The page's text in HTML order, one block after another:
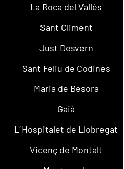
La Roca del Vallès
Sant Climent
Just Desvern
Sant Feliu de Codines
Maria de Besora
Gaià
L´Hospitalet de Llobregat
Vicenç de Montalt